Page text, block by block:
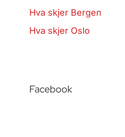
Hva skjer Bergen
Hva skjer Oslo
Facebook